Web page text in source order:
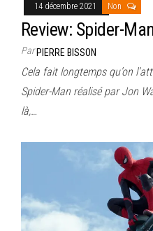
14 décembre 2021 Non
Review: Spider-
ParPIERRE BISSON
Cela fait longtemps qu’on
Spider-Man réalisé par Jon
là,…